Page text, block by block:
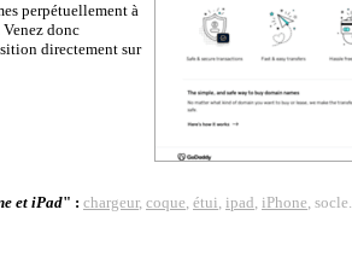
perpétuellement à
donc
directement sur
et iPad" : chargeur, coque, étui, ipad, iPhone, socle.